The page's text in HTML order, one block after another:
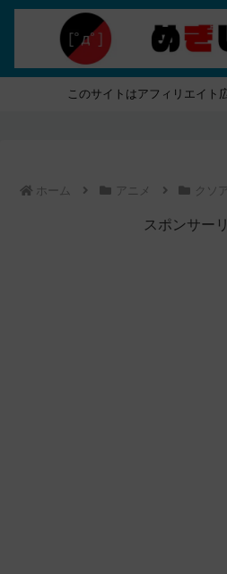
このサイトはアフィリエイト
ホーム アニメ クソ
スポンサー